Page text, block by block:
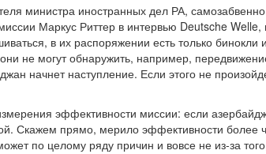
министра иностранных дел РА,
Маркус Риттер в интервью Deutsche
в их распоряжении есть только
не могут обнаружить, например,
начнет наступление. Если этого не
эффективности миссии: если
Скажем прямо, мерило эффективности более
по целому ряду причин и вовсе не из-за